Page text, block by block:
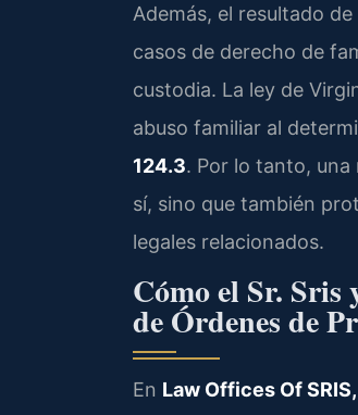
Además, el resultado
casos de derecho de
custodia. La ley de
abuso familiar al
124.3. Por lo tanto, una
sí, sino que también
legales relacionados.
Cómo el Sr. Sris
de Órdenes de
En Law Offices Of SRIS,